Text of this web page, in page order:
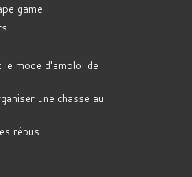
game
le mode d'emploi de
une chasse au
rébus